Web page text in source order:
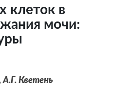
клеток в
мочи:
Кветень